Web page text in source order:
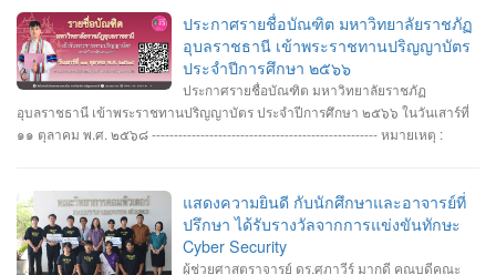
ประกาศรายชื่อบัณฑิต มหาวิทยาลัยราชภัฏ
อุบลราชธานี เข้าพระราชทานปริญญาบัตร
ประจำปีการศึกษา ๒๕๖๖
ประกาศรายชื่อบัณฑิต มหาวิทยาลัยราชภัฏ
อุบลราชธานี เข้าพระราชทานปริญญาบัตร ประจำปีการศึกษา ๒๕๖๖ ในวันเสาร์ที่
๑๑ ตุลาคม พ.ศ. ๒๕๖๘ --------------------------------------------------- หมายเหตุ :
แสดงความยินดี กับนักศึกษาและอาจารย์ที่
ปรึกษา ได้รับรางวัลจากการแข่งขันทักษะ
Cyber Security
ผู้ช่วยศาสตราจารย์ ดร.ศุภาวีร์ มากดี คณบดีคณะ